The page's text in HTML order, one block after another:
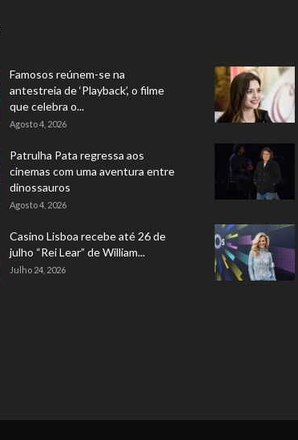
Famosos reúnem-se na
antestreia de ‘Playback’, o filme
que celebra o...
Agosto 4, 2026
Patrulha Pata regressa aos
cinemas com uma aventura entre
dinossauros
Agosto 4, 2026
Casino Lisboa recebe até 26 de
julho “Rei Lear” de William...
Julho 24, 2026